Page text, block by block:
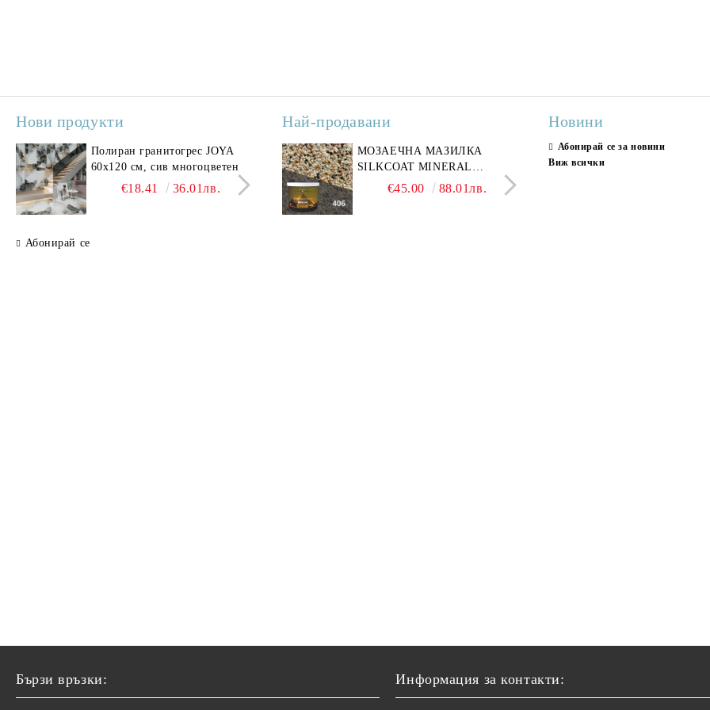
Нови продукти
Полиран гранитогрес JOYA
60x120 см, сив многоцветен
€18.41 36.01лв.
Полиран гранитогрес
SAVONA GREY 60x120 см,
светло сив мрамор
€22.50 44.01лв.
Гранитогрес LESY GREY
GOLD 60х120см, тип
Абонирай се
Най-продавани
МОЗАЕЧНА МАЗИЛКА
SILKCOAT MINERAL
PLASTER STONE, СИТЕН
€45.00 88.01лв.
СТЕННИ ПЛОЧКИ
30X90CM, ГЛАНЦ
Новини
Абонирай се за новини
Виж всички
Бързи връзки:
Информация за контакти: